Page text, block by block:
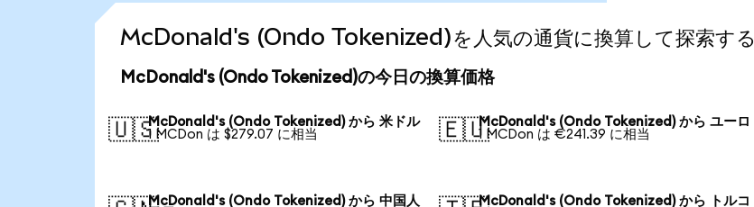
McDonald's (Ondo Tokenized)を人気の通貨に換算して探索する
McDonald's (Ondo Tokenized)の今日の換算価格
🇺🇸McDonald's (Ondo Tokenized) から 米ドル
1 MCDon は $279.07 に相当
🇪🇺McDonald's (Ondo Tokenized) から ユーロ
1 MCDon は €241.39 に相当
McDonald's (Ondo Tokenized) から 中国人
McDonald's (Ondo Tokenized) から トルコ